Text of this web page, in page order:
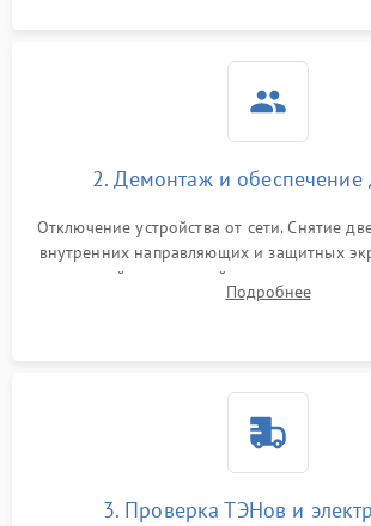
2. Демонтаж и обеспечение
Отключение устройства от сети. Снятие
внутренних направляющих и защитных
задней или верхней панели для
нагревательным элементам, плате и
Подробнее
3. Проверка ТЭНов и